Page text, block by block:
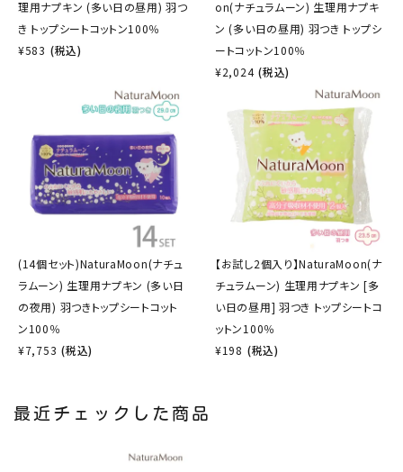
理用ナプキン (多い日の昼用) 羽つ
き トップシートコットン100％
¥583 (税込)
on(ナチュラムーン) 生理用ナプキ
ン (多い日の昼用) 羽つき トップシ
ートコットン100％
¥2,024 (税込)
(14個セット)NaturaMoon(ナチュ
ラムーン) 生理用ナプキン (多い日
の夜用) 羽つきトップシートコット
ン100％
¥7,753 (税込)
【お試し2個入り】NaturaMoon(ナ
チュラムーン) 生理用ナプキン [多
い日の昼用] 羽つき トップシートコ
ットン100％
¥198 (税込)
最近チェックした商品